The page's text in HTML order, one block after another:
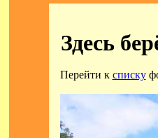
Здесь
Перейти к списку